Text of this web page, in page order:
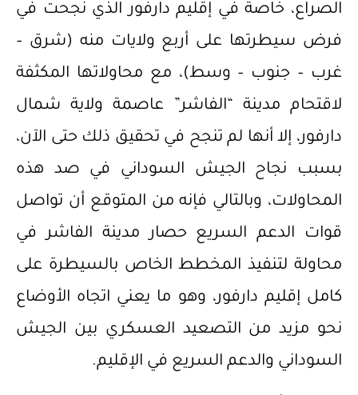
الصراع، خاصةً في إقليم دارفور الذي نجحت في
فرض سيطرتها على أربع ولايات منه (شرق –
غرب – جنوب – وسط)، مع محاولاتها المكثفة
لاقتحام مدينة “الفاشر” عاصمة ولاية شمال
دارفور، إلا أنها لم تنجح في تحقيق ذلك حتى الآن،
بسبب نجاح الجيش السوداني في صد هذه
المحاولات، وبالتالي فإنه من المتوقع أن تواصل
قوات الدعم السريع حصار مدينة الفاشر في
محاولة لتنفيذ المخطط الخاص بالسيطرة على
كامل إقليم دارفور، وهو ما يعني اتجاه الأوضاع
نحو مزيد من التصعيد العسكري بين الجيش
السوداني والدعم السريع في الإقليم.